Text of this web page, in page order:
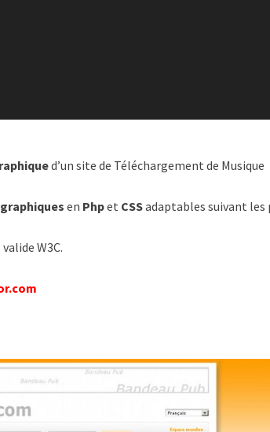
d’un site de Téléchargement de Musique
en Phpet CSSadaptables suivant les
W3C.